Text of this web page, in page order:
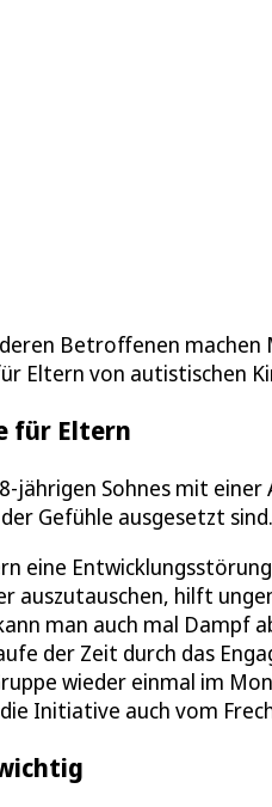
Betroffenen
Eltern von autistischen
für Eltern
jährigen Sohnes mit
Gefühle ausgesetzt sind.
eine
auszutauschen, hilft
man auch mal Dampf
der Zeit durch das
wieder einmal im
Initiative auch vom